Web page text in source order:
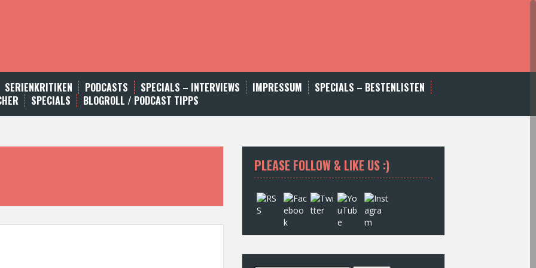
SERIENKRITIKEN PODCASTS SPECIALS – INTERVIEWS IMPRESSUM
SPECIALS – BESTENLISTEN
SPECIALS BLOGROLL / PODCAST TIPPS
PLEASE FOLLOW & LIKE US :)